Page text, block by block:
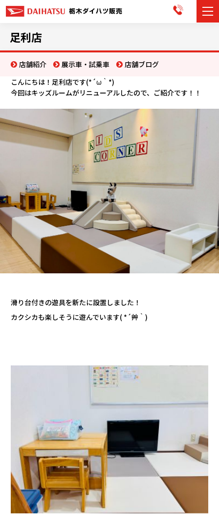
展示車・試乗車
お知らせ
イベント・キャンペーン
ご購入者サポート
アフターサポート
会社情報
カタ
リコ
足利店
店舗紹介 展示車・試乗車
店舗ブログ
こんにちは！足利店です(*´ω｀*)
今回はキッズルームがリニューアルしたので、ご紹介です！！
滑り台付きの遊具を新たに設置しました！
カクシカも楽しそうに遊んでいます( *´艸｀)